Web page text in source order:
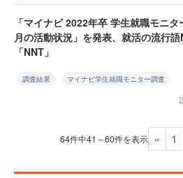
「マイナビ 2022年卒 学生就職モニタ
月の活動状況」を発表、就活の流行
「NNT」
調査結果 マイナビ学生就職モニター調査
64件中41～60件を表示 « 1